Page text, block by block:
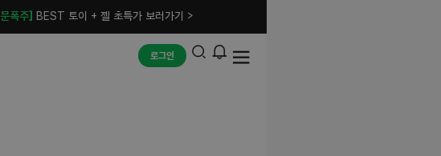
폭주] BEST 토이 + 젤 초특가 보러가기 >
로그인